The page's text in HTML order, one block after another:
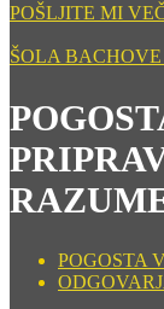
POŠLJITE MI
ŠOLA
POGOSTA